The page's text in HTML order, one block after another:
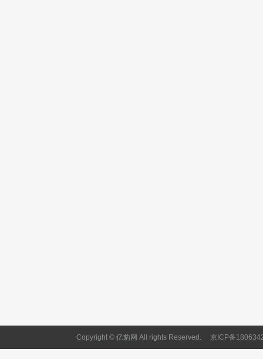
Copyright © 亿豹网 All rights Reserved. 京ICP备